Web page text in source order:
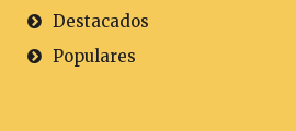
Destacados
Populares